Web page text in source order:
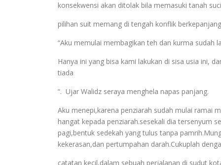
konsekwensi akan ditolak bila memasuki tanah
pilihan suit memang di tengah konflik
“Aku memulai membagikan teh dan kurma sudah
Hanya ini yang bisa kami lakukan di sisa usia ini,
tiada
“. Ujar Walidz seraya menghela napas panjang.
Aku menepi,karena penziarah sudah mulai ramai
hangat kepada penziarah.sesekali dia tersenyum
pagi,bentuk sedekah yang tulus tanpa
kekerasan,dan pertumpahan darah.Cukuplah
catatan kecil,dalam sebuah perjalanan di sudut